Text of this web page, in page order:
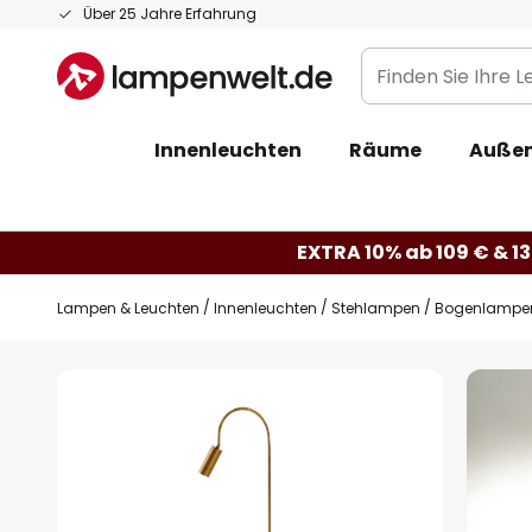
Über 25 Jahre Erfahrung
Zum
springen
Finden
Sie
Leuchte...
Innenleuchten Räume
EXTRA 10% ab 109 € &
Lampen & Leuchten Innenleuchten Stehlampen